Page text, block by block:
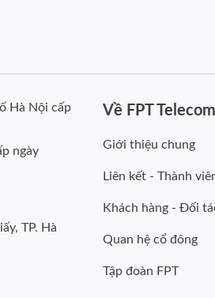
Hà Nội cấp
ngày
TP. Hà
Về FPT Telecom
Giới thiệu chung
Liên kết - Thành
Khách hàng - Đối
Quan hệ cổ đông
Tập đoàn FPT